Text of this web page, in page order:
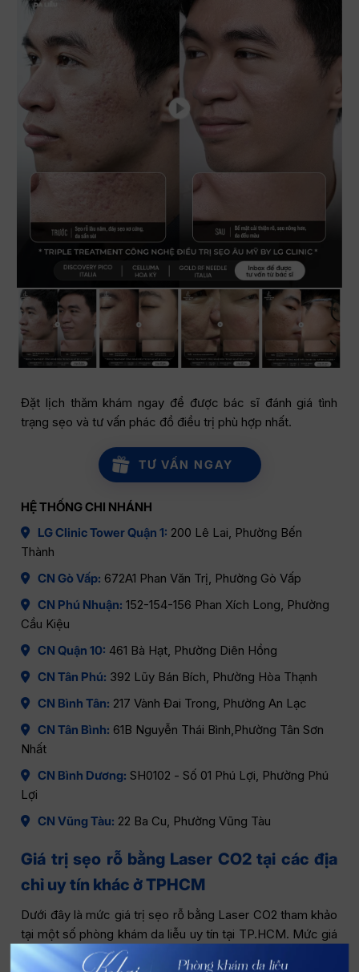
Đặt lịch thăm khám ngay để được bác sĩ đánh giá tình
trạng sẹo và tư vấn phác đồ điều trị phù hợp nhất.
TƯ VẤN NGAY
HỆ THỐNG CHI NHÁNH
LG Clinic Tower Quận 1: 200 Lê Lai, Phường Bến
Thành
CN Gò Vấp: 672A1 Phan Văn Trị, Phường Gò Vấp
CN Phú Nhuận: 152-154-156 Phan Xích Long, Phường
Cầu Kiệu
CN Quận 10: 461 Bà Hạt, Phường Diên Hồng
CN Tân Phú: 392 Lũy Bán Bích, Phường Hòa Thạnh
CN Bình Tân: 217 Vành Đai Trong, Phường An Lạc
CN Tân Bình: 61B Nguyễn Thái Bình,Phường Tân Sơn
Nhất
CN Bình Dương: SH0102 - Số 01 Phú Lợi, Phường Phú
Lợi
CN Vũng Tàu: 22 Ba Cu, Phường Vũng Tàu
Giá trị sẹo rỗ bằng Laser CO2 tại các địa
chỉ uy tín khác ở TPHCM
Dưới đây là mức giá trị sẹo rỗ bằng Laser CO2 tham khảo
tại một số phòng khám da liễu uy tín tại TP.HCM. Mức giá
có thể thay đổi tùy tình trạng sẹo, diện tích điều trị và